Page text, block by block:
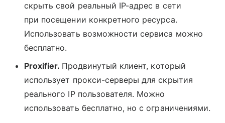
скрыть свой реальный IP-адрес в сети
при посещении конкретного ресурса.
Использовать возможности сервиса можно
бесплатно.
Proxifier. Продвинутый клиент, который
использует прокси-серверы для скрытия
реального IP пользователя. Можно
использовать бесплатно, но с ограничениями.